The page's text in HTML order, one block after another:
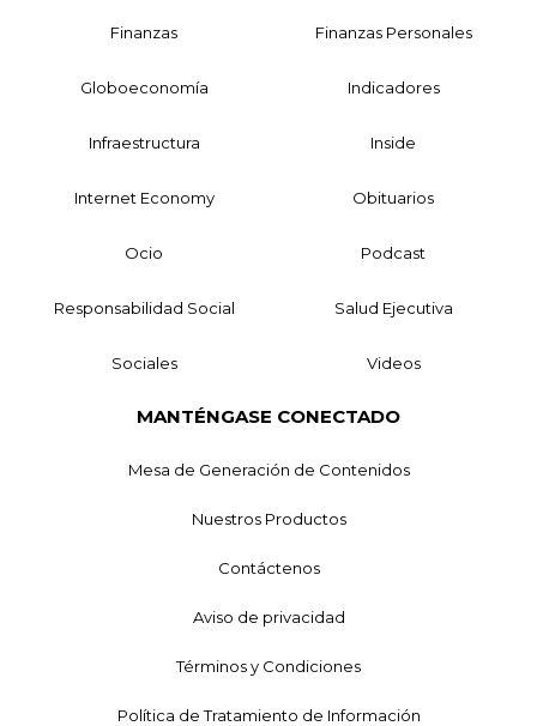
Finanzas Finanzas Personales
Globoeconomía Indicadores
Infraestructura Inside
Internet Economy Obituarios
Ocio Podcast
Responsabilidad Social Salud Ejecutiva
Sociales Videos
MANTÉNGASE CONECTADO
Mesa de Generación de Contenidos
Nuestros Productos
Contáctenos
Aviso de privacidad
Términos y Condiciones
Política de Tratamiento de Información